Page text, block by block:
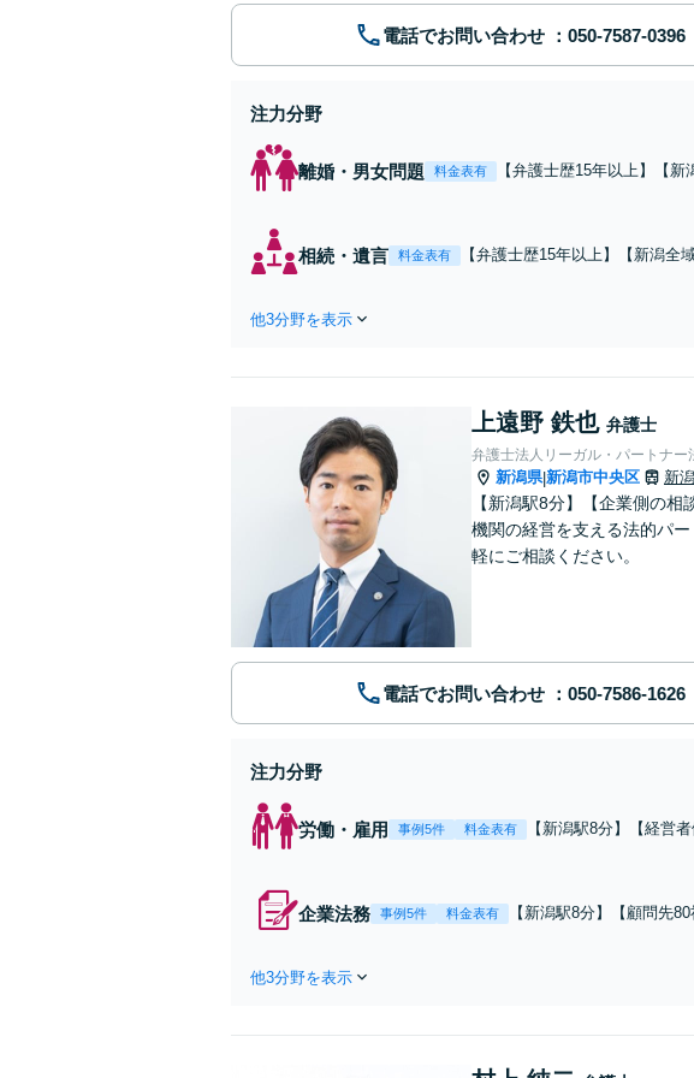
電話でお問い合わせ
注力分野
離婚・男女問題 料金表有
【弁護士歴15年以上】【
相続・遺言 料金表有
【弁護士歴15年以上】【新潟
他3分野を表示
上遠野 鉄也 弁護士
弁護士法人リーガル・パートナー
新潟県|新潟市中央区 新
【新潟駅8分】【企業側の
機関の経営を支える法的パ
軽にご相談ください。
電話でお問い合わせ
注力分野
労働・雇用 事例5件 料金表有
【新潟駅8分】【経営
企業法務 事例5件 料金表有
【新潟駅8分】【顧問先
他3分野を表示